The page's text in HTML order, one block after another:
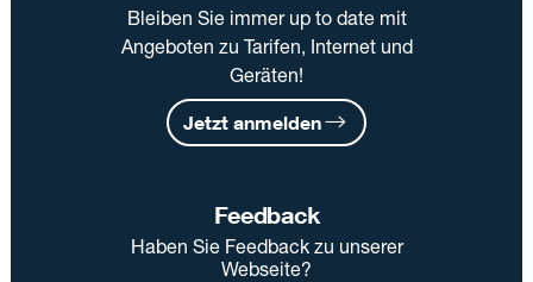
Bleiben Sie immer up to date mit
Angeboten zu Tarifen, Internet und
Geräten!
Jetzt anmelden
Feedback
Haben Sie Feedback zu unserer
Webseite?